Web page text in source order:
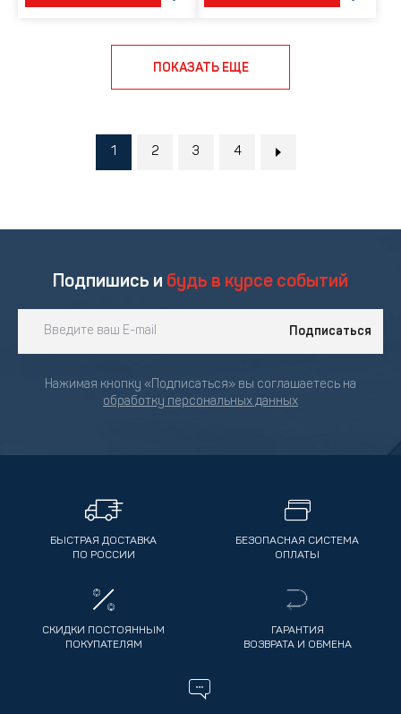
ПОКАЗАТЬ ЕЩЕ
1 2 3 4
Подпишись и будь в курсе событий
Подписаться
Нажимая кнопку «Подписаться» вы соглашаетесь на
обработку персональных данных
БЫСТРАЯ ДОСТАВКА
ПО РОССИИ
БЕЗОПАСНАЯ СИСТЕМА
ОПЛАТЫ
СКИДКИ ПОСТОЯННЫМ
ПОКУПАТЕЛЯМ
ГАРАНТИЯ
ВОЗВРАТА И ОБМЕНА